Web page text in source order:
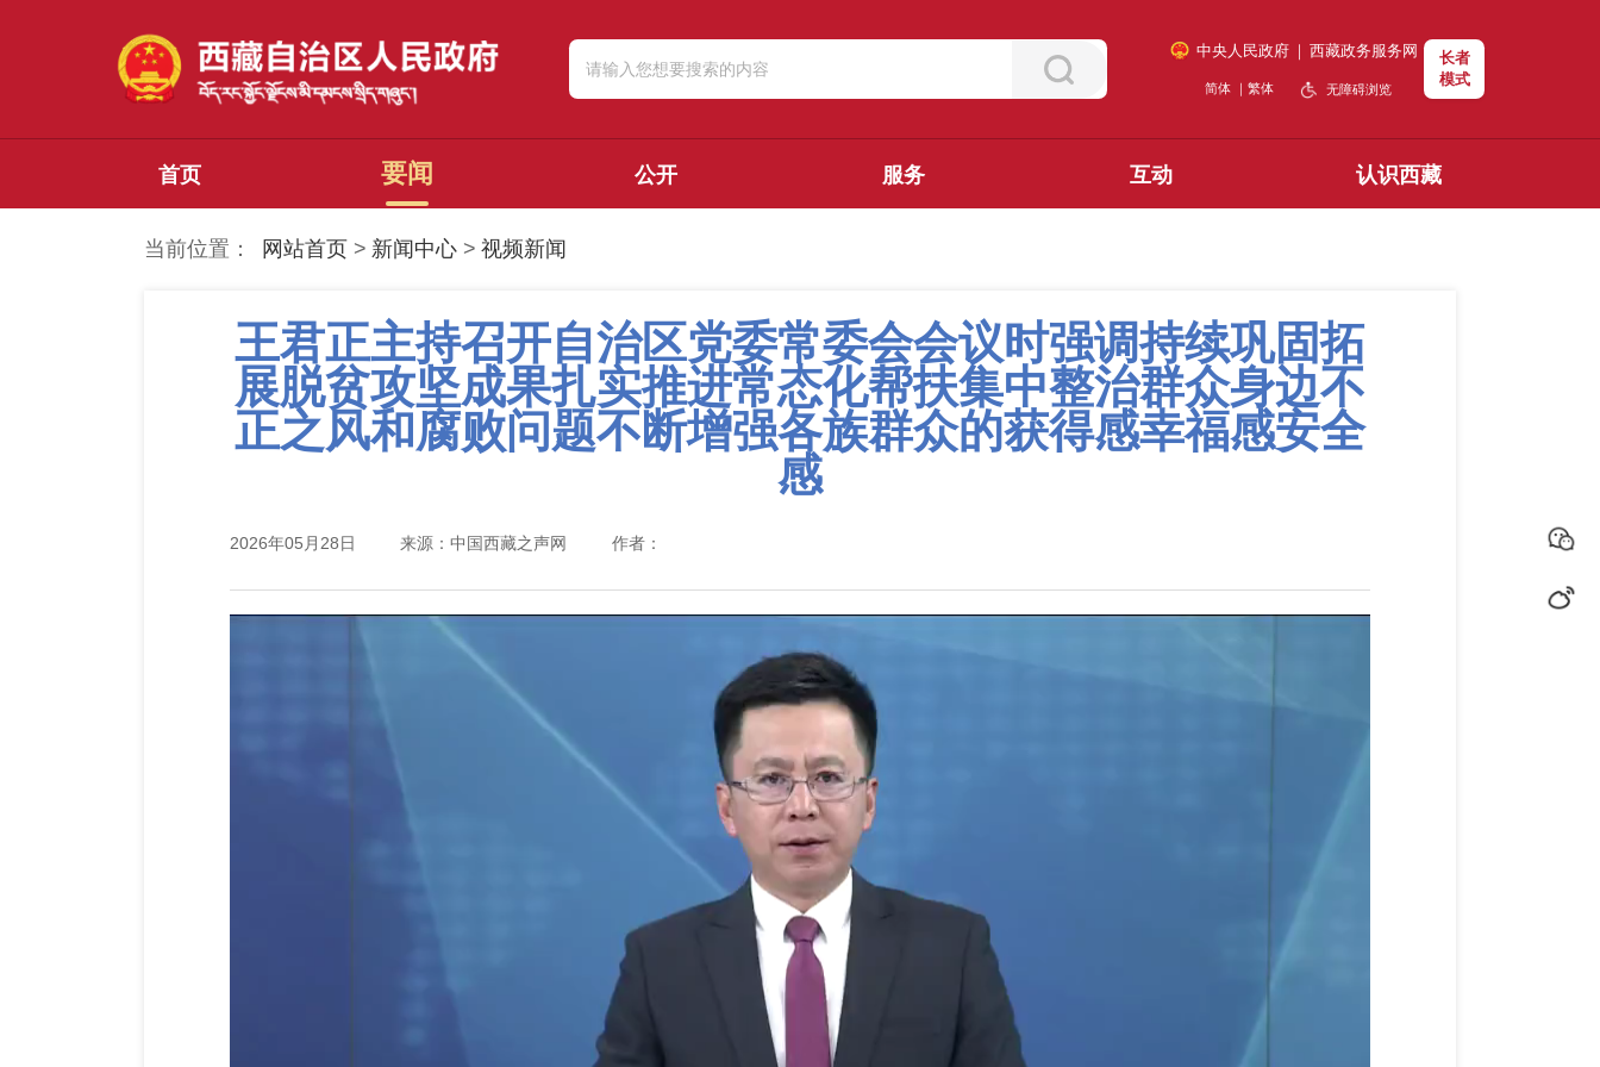
中央人民政府 ｜ 西藏政务服务网
简体｜ 繁体 无障碍浏览
长者
模式
首页 要闻 公开 服务 互动 认识西藏
当前位置： 网站首页 > 新闻中心 > 视频新闻
王君正主持召开自治区党委常委会会议时强调持续巩固拓
展脱贫攻坚成果扎实推进常态化帮扶集中整治群众身边不
正之风和腐败问题不断增强各族群众的获得感幸福感安全
感
2026年05月28日 来源：中国西藏之声网 作者：